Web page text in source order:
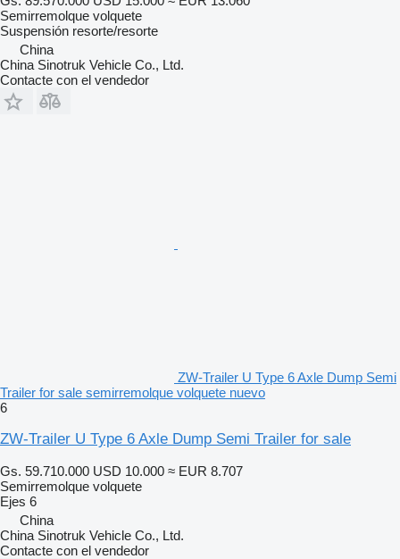
Semirremolque volquete
Suspensión resorte/resorte
China
China Sinotruk Vehicle Co., Ltd.
Contacte con el vendedor
ZW-Trailer U Type 6 Axle Dump Semi
Trailer for sale semirremolque volquete nuevo
6
ZW-Trailer U Type 6 Axle Dump Semi Trailer for sale
Gs. 59.710.000 USD 10.000 ≈ EUR 8.707
Semirremolque volquete
Ejes 6
China
China Sinotruk Vehicle Co., Ltd.
Contacte con el vendedor